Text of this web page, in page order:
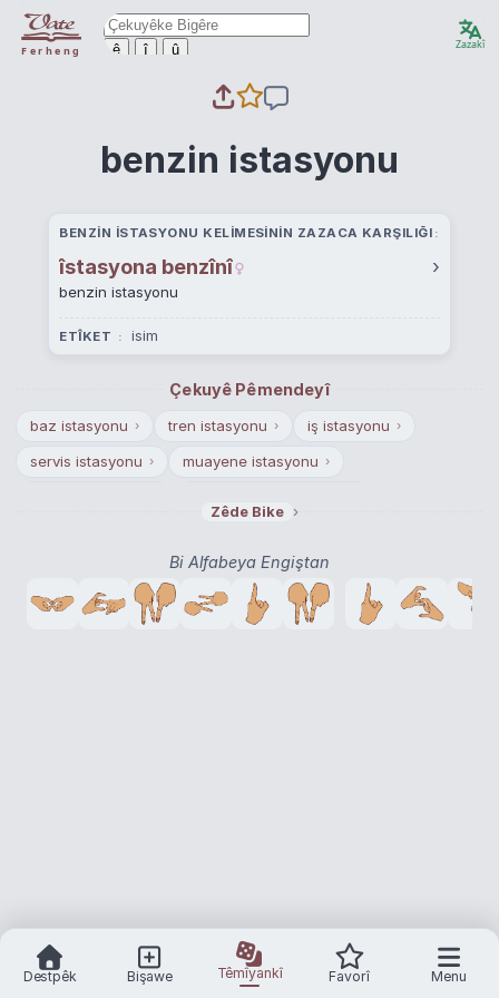
Ferheng ê î û Zazakî
benzin istasyonu
BENZIN ISTASYONU KELIMESININ ZAZACA KARŞILIĞI
îstasyona benzînî ›
benzin istasyonu
ETÎKET isim
Çekuyê Pêmendeyî
baz istasyonu › tren istasyonu › iş istasyonu ›
servis istasyonu › muayene istasyonu ›
Zêde Bike ›
Bi Alfabeya Engiştan
Destpêk Bişawe Têmîyankî Favorî Menu